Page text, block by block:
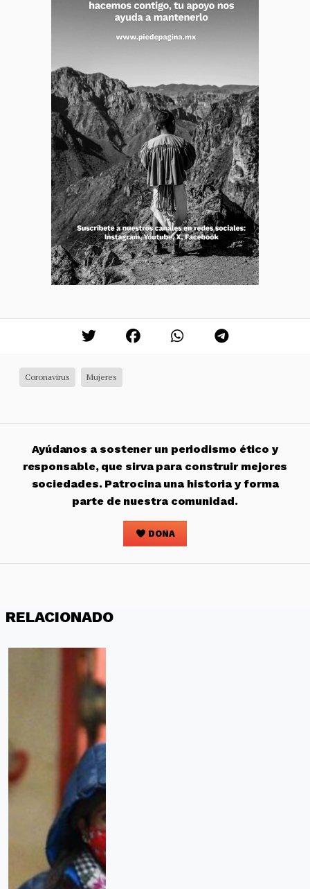
Coronavirus Mujeres
Ayúdanos a sostener un periodismo ético y
responsable, que sirva para construir mejores
sociedades. Patrocina una historia y forma
parte de nuestra comunidad.
DONA
RELACIONADO